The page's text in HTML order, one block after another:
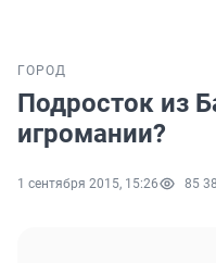
ГОРОД
Подросток из
игромании?
1 сентября 2015, 15:26 85